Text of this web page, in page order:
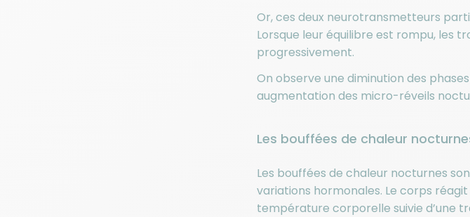
Or, ces deux neurotransmetteurs
Lorsque leur équilibre est rompu, les
progressivement.
On observe une diminution des
augmentation des micro-réveils
Les bouffées de chaleur
Les bouffées de chaleur nocturnes
variations hormonales. Le corps
température corporelle suivie d’une